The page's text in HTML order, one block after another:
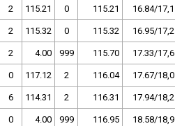
2 115.21 0 115.21 16.84/17,1
2 115.32 0 115.32 16.95/17,2
2 4.00 999 115.70 17.33/17,6
0 117.12 2 116.04 17.67/18,0
6 114.31 2 116.31 17.94/18,2
0 4.00 999 116.95 18.58/18,9